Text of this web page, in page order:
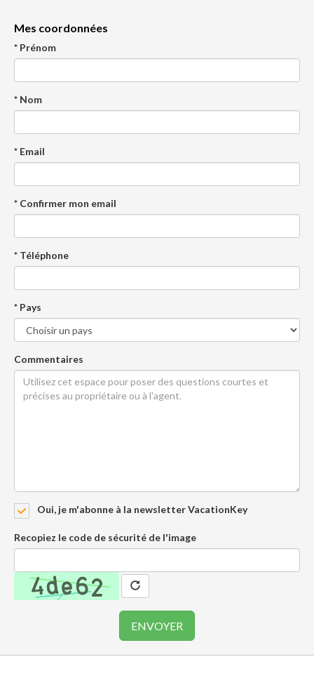
Mes coordonnées
* Prénom
* Nom
* Email
* Confirmer mon email
* Téléphone
* Pays
Commentaires
Oui, je m'abonne à la newsletter VacationKey
Recopiez le code de sécurité de l'image